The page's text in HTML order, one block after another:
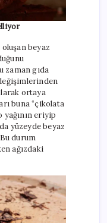
beyaz
zaman gıda
ortaya
buna “çikolata
yağının eriyip
yüzeyde beyaz
durum
ağızdaki